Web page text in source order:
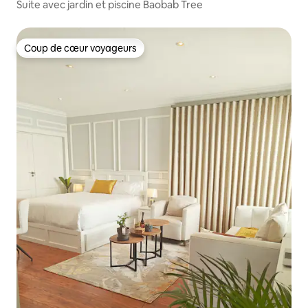
Suite avec jardin et piscine Baobab Tree
Coup de cœur voyageurs
Coup de cœur voyageurs